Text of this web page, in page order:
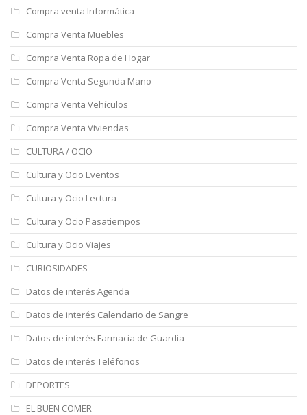
Compra venta Informática
Compra Venta Muebles
Compra Venta Ropa de Hogar
Compra Venta Segunda Mano
Compra Venta Vehículos
Compra Venta Viviendas
CULTURA / OCIO
Cultura y Ocio Eventos
Cultura y Ocio Lectura
Cultura y Ocio Pasatiempos
Cultura y Ocio Viajes
CURIOSIDADES
Datos de interés Agenda
Datos de interés Calendario de Sangre
Datos de interés Farmacia de Guardia
Datos de interés Teléfonos
DEPORTES
EL BUEN COMER